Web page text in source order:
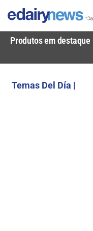
Produtos em destaque
Temas Del Día |